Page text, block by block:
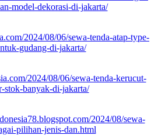
model-dekorasi-di-jakarta/
2024/08/06/sewa-tenda-atap-type-
gudang-di-jakarta/
2024/08/06/sewa-tenda-kerucut-
stok-banyak-di-jakarta/
2024/08/sewa-
pilihan-jenis-dan.html